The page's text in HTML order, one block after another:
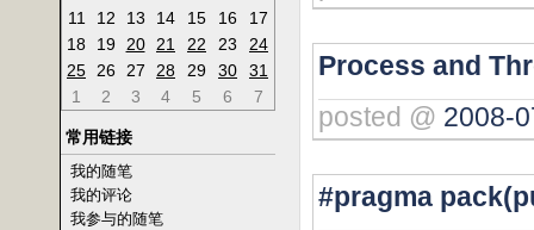
11
12 13 14 15 16
17
18
19 20 21 22 23
24
25
26 27 28 29 30
31
1
2 3 4 5 6 7
常用链接
我的随笔
我的评论
我参与的随笔
Process and
posted @ 2008-
#pragma